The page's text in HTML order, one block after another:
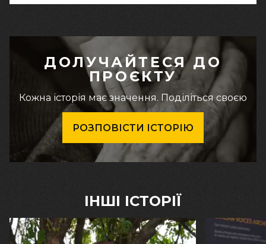
ДОЛУЧАЙТЕСЯ ДО
ПРОЄКТУ
Кожна історія має значення. Поділіться своєю
РОЗПОВІСТИ ІСТОРІЮ
ІНШІ ІСТОРІЇ